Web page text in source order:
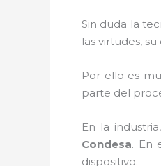
Sin duda la
las virtudes,
Por ello es
parte del
En la
Condesa. En
dispositivo.